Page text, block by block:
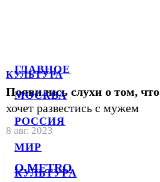
ГЛАВНОЕ
МОСКВА
РОССИЯ
МИР
КУЛЬТУРА
КУЛЬТУРА
Появились слухи о том, что
хочет развестись с мужем
8 авг. 2023
О METRO